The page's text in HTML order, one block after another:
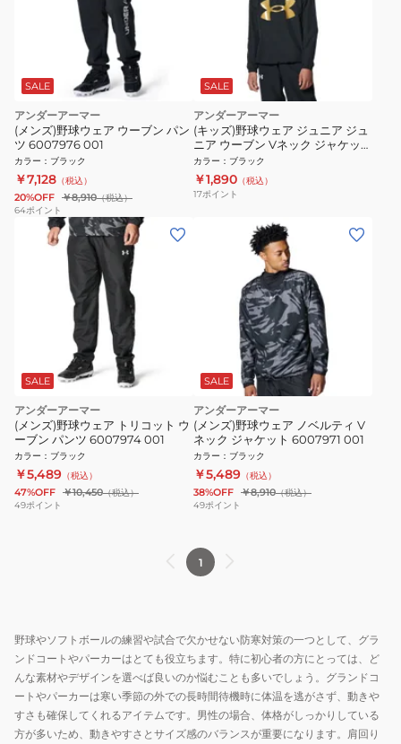
SALE
アンダーアーマー
(メンズ)野球ウェア ウーブン パン
ツ 6007976 001
カラー ： ブラック
￥7,128 （税込）
20%OFF ￥8,910（税込）
64ポイント
SALE
アンダーアーマー
(キッズ)野球ウェア ジュニア ジュ
ニア ウーブン Vネック ジャケット
1368896 001
カラー ： ブラック
￥1,890 （税込）
17ポイント
SALE
アンダーアーマー
(メンズ)野球ウェア トリコット ウ
ーブン パンツ 6007974 001
カラー ： ブラック
￥5,489 （税込）
47%OFF ￥10,450（税込）
49ポイント
SALE
アンダーアーマー
(メンズ)野球ウェア ノベルティ V
ネック ジャケット 6007971 001
カラー ： ブラック
￥5,489 （税込）
38%OFF ￥8,910（税込）
49ポイント
1
野球やソフトボールの練習や試合で欠かせない防寒対策の一つとして、グラ
ンドコートやパーカーはとても役立ちます。特に初心者の方にとっては、ど
んな素材やデザインを選べば良いのか悩むことも多いでしょう。グランドコ
ートやパーカーは寒い季節の外での長時間待機時に体温を逃がさず、動きや
すさも確保してくれるアイテムです。男性の場合、体格がしっかりしている
方が多いため、動きやすさとサイズ感のバランスが重要になります。肩回り